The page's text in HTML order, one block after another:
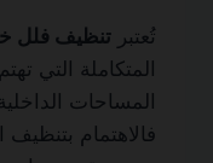
تُعتبر تنظيف فلل
المتكاملة التي
المساحات
فالاهتمام